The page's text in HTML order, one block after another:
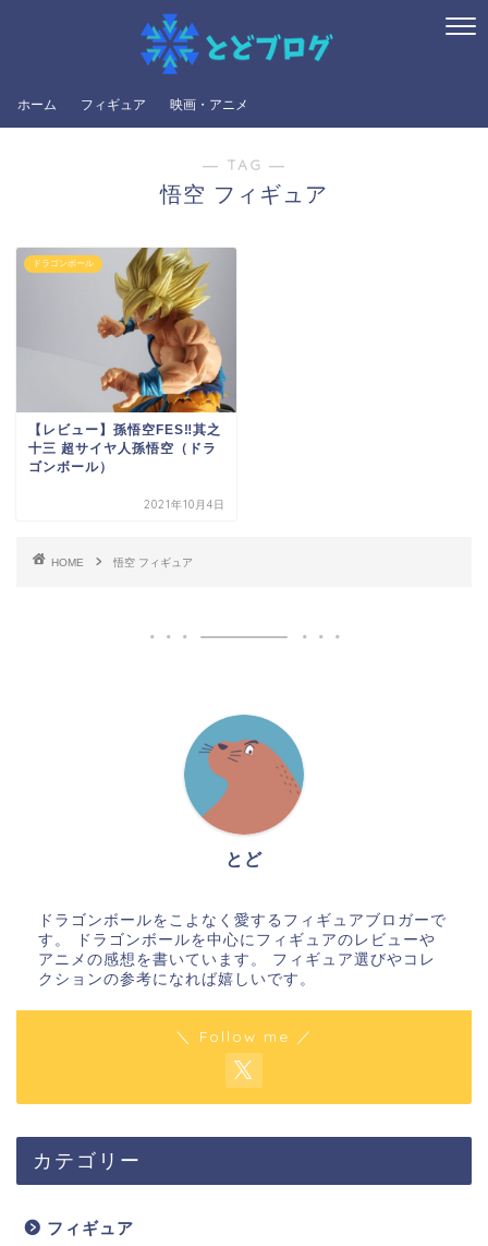
ホーム フィギュア 映画・アニメ
― TAG ―
悟空 フィギュア
ドラゴンボール
【レビュー】孫悟空FES‼其之
十三 超サイヤ人孫悟空（ドラ
ゴンボール）
2021年10月4日
HOME 悟空 フィギュア
とど
ドラゴンボールをこよなく愛するフィギュアブロガーで
す。 ドラゴンボールを中心にフィギュアのレビューや
アニメの感想を書いています。 フィギュア選びやコレ
クションの参考になれば嬉しいです。
＼ Follow me ／
カテゴリー
フィギュア